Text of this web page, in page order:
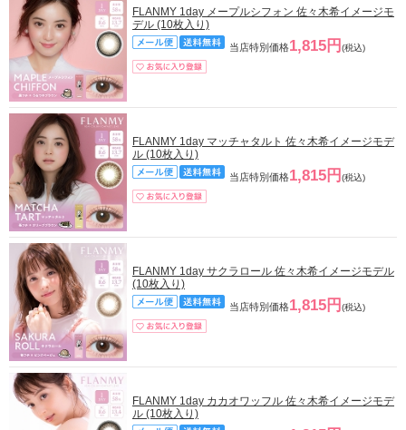
FLANMY 1day メープルシフォン 佐々木希イメージモ
デル (10枚入り)
当店特別価格1,815円 (税込)
FLANMY 1day マッチャタルト 佐々木希イメージモデ
ル (10枚入り)
当店特別価格1,815円 (税込)
FLANMY 1day サクラロール 佐々木希イメージモデル
(10枚入り)
当店特別価格1,815円 (税込)
FLANMY 1day カカオワッフル 佐々木希イメージモデ
ル (10枚入り)